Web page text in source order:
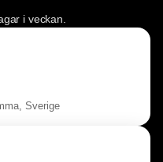
i veckan.
Sverige